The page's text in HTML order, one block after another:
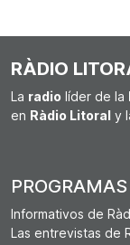
RÀDIO
La radio líder de la
en Ràdio Litoral y
PROGRAMAS
Informativos de
Las entrevistas de